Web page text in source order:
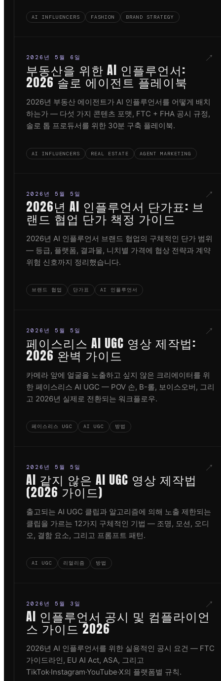
AI INFLUENCERS FASHION BRAND STRATEGY
2026년 5월 6일 ↗
부동산을 위한 AI 인플루언서:
2026 솔로 에이전트 플레이북
2026년 부동산 에이전트가 AI 인플루언서를 어떻게 배치
하는가 — 다섯 가지 콘텐츠 포맷, FTC + FHA 공시 규정,
솔로 톱 프로듀서를 위한 30분 구축 플레이북.
AI INFLUENCERS REAL ESTATE AGENT MARKETING
2026년 5월 5일 ↗
2026년 AI 인플루언서 단가표: 브
랜드 협업 단가 책정 가이드
2026년 AI 인플루언서 브랜드 협업의 구체적인 단가 범위
— 등급, 플랫폼, 결과물, 니치별 가격에 협상 전략과 계약
위험 신호까지 정리했습니다.
브랜드 협업 단가표 AI 인플루언서
2026년 5월 5일 ↗
페이스리스 AI UGC 영상 제작법:
2026 완벽 가이드
카메라 앞에 얼굴을 노출하고 싶지 않은 크리에이터를 위
한 페이스리스 AI UGC — POV 손, B-롤, 보이스오버, 그리
고 2026년 실제로 전환되는 워크플로우.
페이스리스 UGC AI UGC 방법
2026년 5월 5일 ↗
AI 같지 않은 AI UGC 영상 제작법
(2026 가이드)
출고되는 AI UGC 클립과 알고리즘에 의해 노출 제한되는
클립을 가르는 12가지 구체적인 기법 — 조명, 모션, 오디
오, 결함 요소, 그리고 프롬프트 패턴.
AI UGC 리얼리즘 방법
2026년 5월 3일 ↗
AI 인플루언서 공시 및 컴플라이언
스 가이드 2026
2026년 AI 인플루언서를 위한 실용적인 공시 요건 — FTC
가이드라인, EU AI Act, ASA, 그리고
TikTok·Instagram·YouTube·X의 플랫폼별 규칙.